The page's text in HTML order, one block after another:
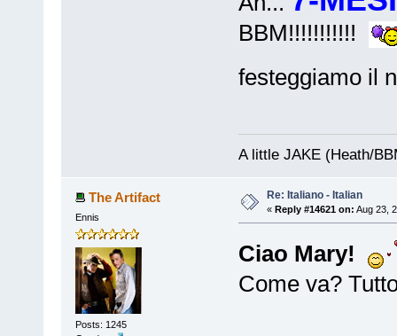
BBM!!!!!!!!!!!
festeggiamo il
A little JAKE (Heath/
The Artifact
Ennis
Posts: 1245
Re: Italiano - Italian
« Reply #14621 on: Aug 23,
Ciao Mary!
Come va?